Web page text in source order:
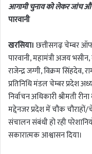
आगामी चुनाव को लेकर जांच और
पारवानी
खरसिया। छत्तीसगढ़ चेम्बर
पारवानी, महामंत्री अजय
राजेन्द्र जग्गी, विक्रम
प्रतिनिधि मंडल चेम्बर प्रदेश
निर्वाचन अधिकारी श्रीमती
मद्देनजर प्रदेश में चौक
संचालन संबंधी हो रही
सकारात्मक आश्वासन दिया।